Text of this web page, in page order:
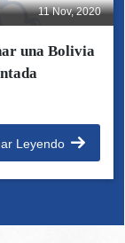
11 Nov, 2020
una Bolivia
Leyendo